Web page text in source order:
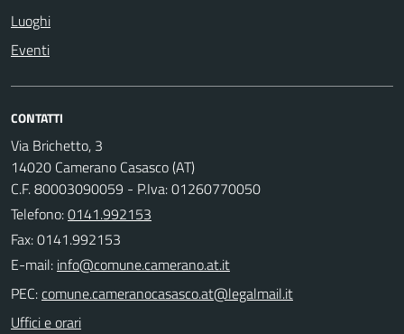
Luoghi
Eventi
CONTATTI
Via Brichetto, 3
14020 Camerano Casasco (AT)
C.F. 80003090059 - P.Iva: 01260770050
Telefono:0141.992153
Fax: 0141.992153
E-mail:
PEC:
Uffici e orari